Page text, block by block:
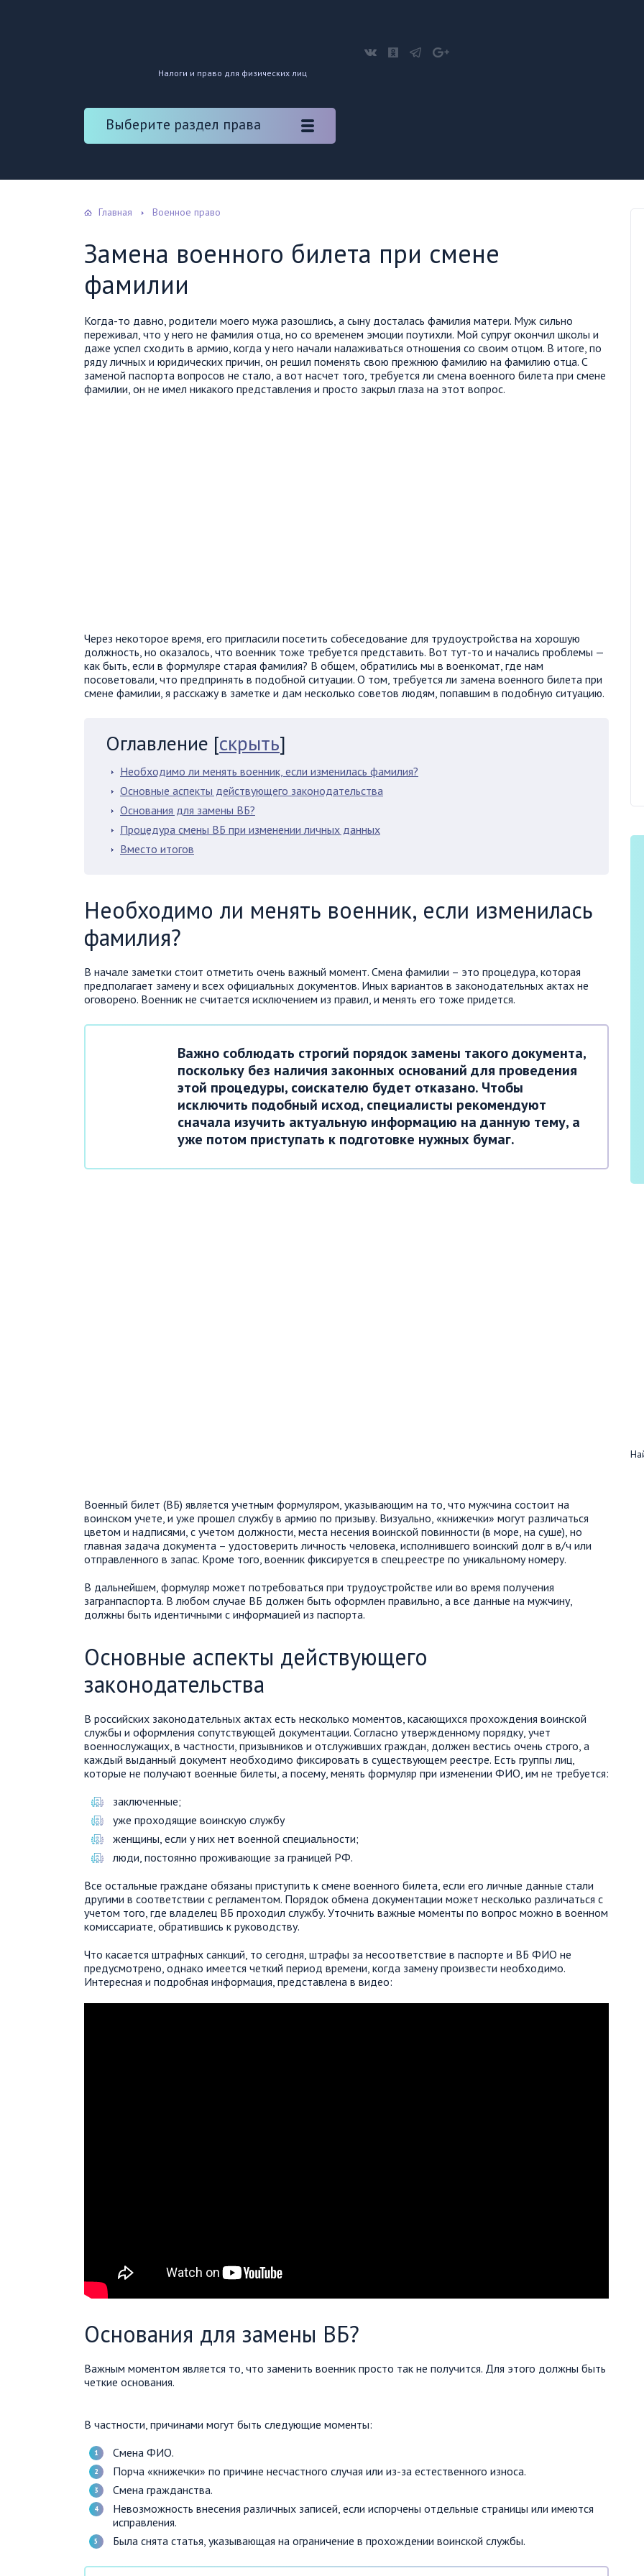
Налоги и право для физических лиц
Выберите раздел права
Главная Военное право
Замена военного билета при смене
фамилии
Когда-то давно, родители моего мужа разошлись, а сыну досталась фамилия матери. Муж сильно
переживал, что у него не фамилия отца, но со временем эмоции поутихли. Мой супруг окончил школы и
даже успел сходить в армию, когда у него начали налаживаться отношения со своим отцом. В итоге, по
ряду личных и юридических причин, он решил поменять свою прежнюю фамилию на фамилию отца. С
заменой паспорта вопросов не стало, а вот насчет того, требуется ли смена военного билета при смене
фамилии, он не имел никакого представления и просто закрыл глаза на этот вопрос.
Через некоторое время, его пригласили посетить собеседование для трудоустройства на хорошую
должность, но оказалось, что военник тоже требуется представить. Вот тут-то и начались проблемы —
как быть, если в формуляре старая фамилия? В общем, обратились мы в военкомат, где нам
посоветовали, что предпринять в подобной ситуации. О том, требуется ли замена военного билета при
смене фамилии, я расскажу в заметке и дам несколько советов людям, попавшим в подобную ситуацию.
Оглавление [скрыть]
Необходимо ли менять военник, если изменилась фамилия?
Основные аспекты действующего законодательства
Основания для замены ВБ?
Процедура смены ВБ при изменении личных данных
Вместо итогов
Необходимо ли менять военник, если изменилась
фамилия?
В начале заметки стоит отметить очень важный момент. Смена фамилии – это процедура, которая
предполагает замену и всех официальных документов. Иных вариантов в законодательных актах не
оговорено. Военник не считается исключением из правил, и менять его тоже придется.
Важно соблюдать строгий порядок замены такого документа,
поскольку без наличия законных оснований для проведения
этой процедуры, соискателю будет отказано. Чтобы
исключить подобный исход, специалисты рекомендуют
сначала изучить актуальную информацию на данную тему, а
уже потом приступать к подготовке нужных бумаг.
Военный билет (ВБ) является учетным формуляром, указывающим на то, что мужчина состоит на
воинском учете, и уже прошел службу в армию по призыву. Визуально, «книжечки» могут различаться
цветом и надписями, с учетом должности, места несения воинской повинности (в море, на суше), но
главная задача документа – удостоверить личность человека, исполнившего воинский долг в в/ч или
отправленного в запас. Кроме того, военник фиксируется в спец.реестре по уникальному номеру.
В дальнейшем, формуляр может потребоваться при трудоустройстве или во время получения
загранпаспорта. В любом случае ВБ должен быть оформлен правильно, а все данные на мужчину,
должны быть идентичными с информацией из паспорта.
Основные аспекты действующего
законодательства
В российских законодательных актах есть несколько моментов, касающихся прохождения воинской
службы и оформления сопутствующей документации. Согласно утвержденному порядку, учет
военнослужащих, в частности, призывников и отслуживших граждан, должен вестись очень строго, а
каждый выданный документ необходимо фиксировать в существующем реестре. Есть группы лиц,
которые не получают военные билеты, а посему, менять формуляр при изменении ФИО, им не требуется:
заключенные;
уже проходящие воинскую службу
женщины, если у них нет военной специальности;
люди, постоянно проживающие за границей РФ.
Все остальные граждане обязаны приступить к смене военного билета, если его личные данные стали
другими в соответствии с регламентом. Порядок обмена документации может несколько различаться с
учетом того, где владелец ВБ проходил службу. Уточнить важные моменты по вопрос можно в военном
комиссариате, обратившись к руководству.
Что касается штрафных санкций, то сегодня, штрафы за несоответствие в паспорте и ВБ ФИО не
предусмотрено, однако имеется четкий период времени, когда замену произвести необходимо.
Интересная и подробная информация, представлена в видео:
Основания для замены ВБ?
Важным моментом является то, что заменить военник просто так не получится. Для этого должны быть
четкие основания.
В частности, причинами могут быть следующие моменты:
Смена ФИО.
Порча «книжечки» по причине несчастного случая или из-за естественного износа.
Смена гражданства.
Невозможность внесения различных записей, если испорчены отдельные страницы или имеются
исправления.
Была снята статья, указывающая на ограничение в прохождении воинской службы.